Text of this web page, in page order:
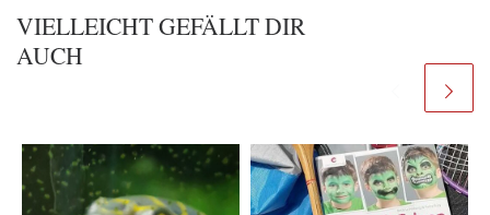
VIELLEICHT GEFÄLLT DIR
AUCH